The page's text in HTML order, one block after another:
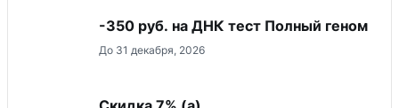
-350 руб. на ДНК тест Полный геном
До 31 декабря, 2026